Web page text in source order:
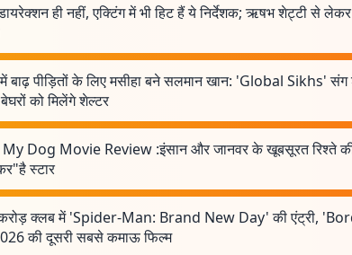
ही नहीं, एक्टिंग में भी हिट हैं ये निर्देशक; ऋषभ शेट्टी से
बाढ़ पीड़ितों के लिए मसीहा बने सलमान खान: 'Global Sikhs'
को मिलेंगे शेल्टर
Dog Movie Review :इंसान और जानवर के खूबसूरत रिश्ते
स्टार
क्लब में 'Spider-Man: Brand New Day' की एंट्री,
की दूसरी सबसे कमाऊ फिल्म